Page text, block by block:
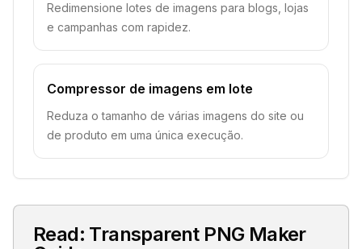
Redimensione lotes de imagens para blogs, lojas
e campanhas com rapidez.
Compressor de imagens em lote
Reduza o tamanho de várias imagens do site ou
de produto em uma única execução.
Read: Transparent PNG Maker